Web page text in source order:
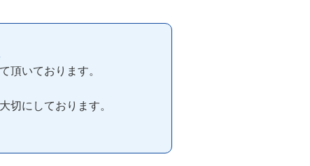
頂いております。
切にしております。